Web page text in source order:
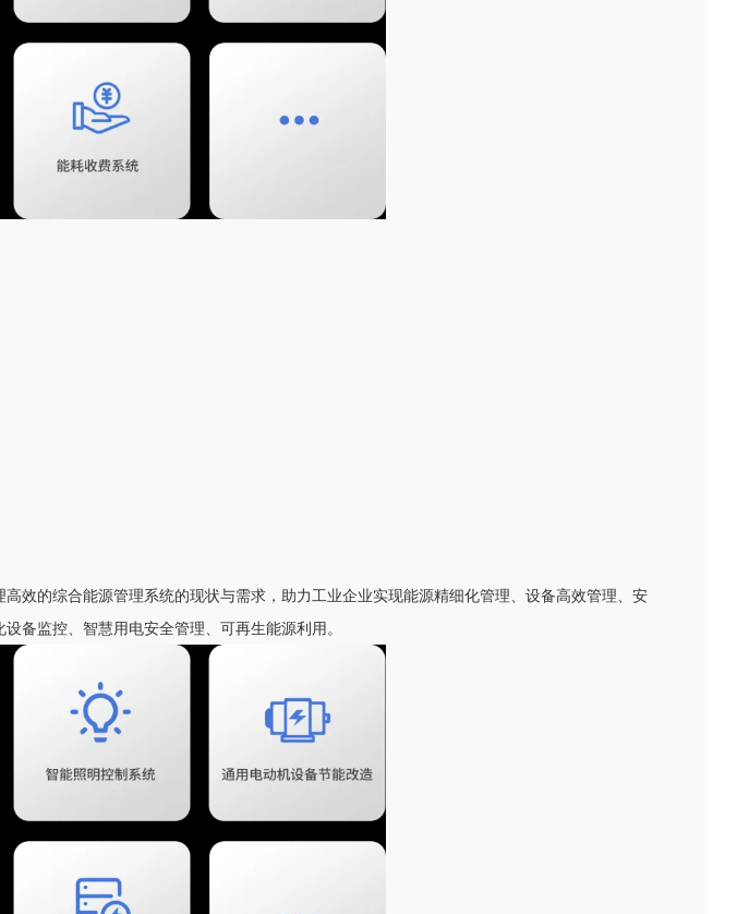
效的综合能源管理系统的现状与需求，助力工业企业实现能源精细化管理、设备高效管理、安
备监控、智慧用电安全管理、可再生能源利用。